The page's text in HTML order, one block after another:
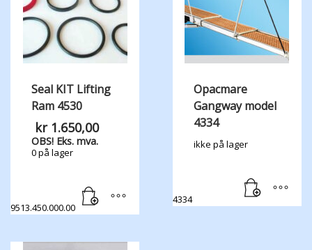
Seal KIT Lifting
Ram 4530
kr1.650,00
OBS! Eks. mva.
0 på lager
9513.450.000.00
Opacmare
Gangway model
4334
ikke på lager
4334